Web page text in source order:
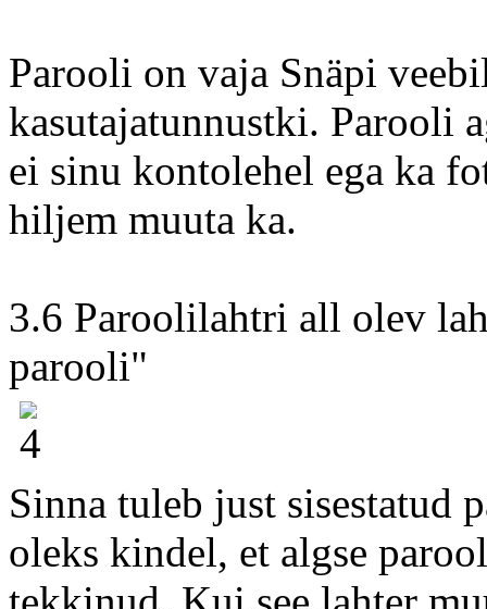
Parooli on vaja Snäpi
kasutajatunnustki. Parooli
ei sinu kontolehel ega ka
hiljem muuta ka.
3.6 Paroolilahtri all olev
parooli"
Sinna tuleb just sisestatud
oleks kindel, et algse